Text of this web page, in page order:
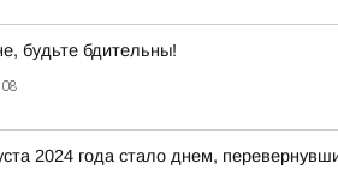
будьте бдительны!
2024 года стало днем,